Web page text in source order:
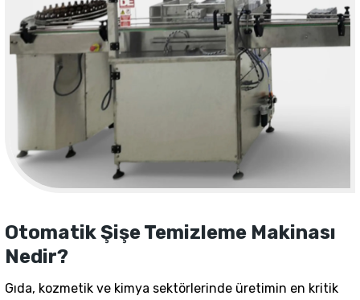
Otomatik Şişe Temizleme Makinası
Nedir?
Gıda, kozmetik ve kimya sektörlerinde üretimin en kritik